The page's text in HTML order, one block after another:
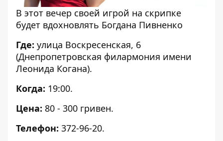
В этот вечер своей игрой на скрипке
будет вдохновлять Богдана Пивненко
Где: улица Воскресенская, 6
(Днепропетровская филармония имени
Леонида Когана).
Когда: 19:00.
Цена: 80 - 300 гривен.
Телефон: 372-96-20.